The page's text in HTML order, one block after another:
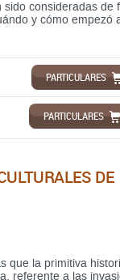
consideradas de
y cómo empezó
PARTICULARES
PARTICULARES
DE
que la primitiva
referente a las